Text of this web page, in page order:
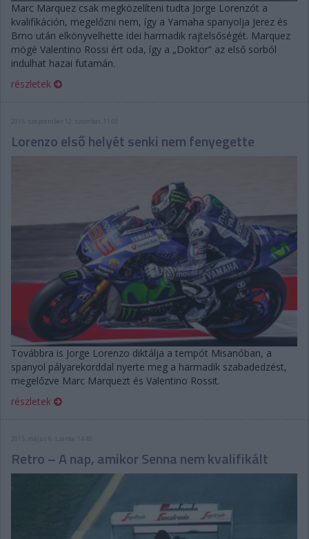
Marc Marquez csak megközelíteni tudta Jorge Lorenzót a
kvalifikáción, megelőzni nem, így a Yamaha spanyolja Jerez és
Brno után elkönyvelhette idei harmadik rajtelsőségét. Marquez
mögé Valentino Rossi ért oda, így a „Doktor” az első sorból
indulhat hazai futamán.
részletek
2015. szeptember 12. szombat, 11:00
Lorenzo első helyét senki nem fenyegette
Továbbra is Jorge Lorenzo diktálja a tempót Misanóban, a
spanyol pályarekorddal nyerte meg a harmadik szabadedzést,
megelőzve Marc Marquezt és Valentino Rossit.
részletek
2015. május 6. szerda, 14:40
Retro – A nap, amikor Senna nem kvalifikált